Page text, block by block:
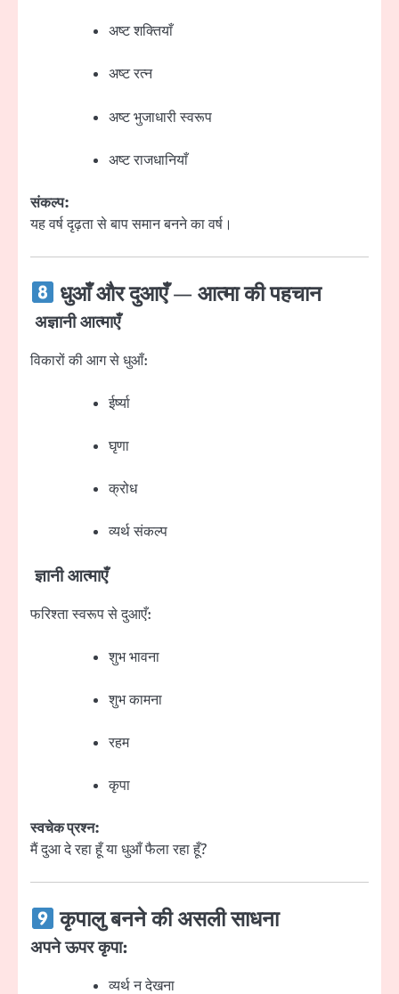
अष्ट शक्तियाँ
अष्ट रत्न
अष्ट भुजाधारी स्वरूप
अष्ट राजधानियाँ
संकल्प:
यह वर्ष दृढ़ता से बाप समान बनने का वर्ष।
धुआँ और दुआएँ — आत्मा की पहचान
अज्ञानी आत्माएँ
विकारों की आग से धुआँ:
ईर्ष्या
घृणा
क्रोध
व्यर्थ संकल्प
ज्ञानी आत्माएँ
फरिश्ता स्वरूप से दुआएँ:
शुभ भावना
शुभ कामना
रहम
कृपा
स्वचेक प्रश्न:
मैं दुआ दे रहा हूँ या धुआँ फैला रहा हूँ?
कृपालु बनने की असली साधना
अपने ऊपर कृपा:
व्यर्थ न देखना